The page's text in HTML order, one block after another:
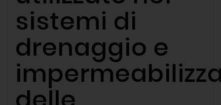
sistemi di
drenaggio e